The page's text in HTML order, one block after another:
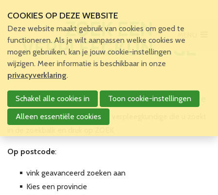
ZOEK EEN
VERPLEEGKUNDIGE
Zoek en vind een zelfstandige verpleegkundige
Op naam : typ de naam van de verpleegkundige die u zoekt
Op postcode:
vink geavanceerd zoeken aan
Kies een provincie
Main Menu
Home
Voor patiënten en zorgverleners
Voordelen en tegemoetkomingen
in de thuiszorg
Zoek een verpleegkundige
Lid worden
COOKIES OP DEZE WEBSITE
Deze website maakt gebruik van cookies om goed te
functioneren. Als je wilt aanpassen welke cookies we
mogen gebruiken, kan je jouw cookie-instellingen
wijzigen. Meer informatie is beschikbaar in onze
privacyverklaring.
Schakel alle cookies in
Toon cookie-instellingen
Alleen essentiële cookies